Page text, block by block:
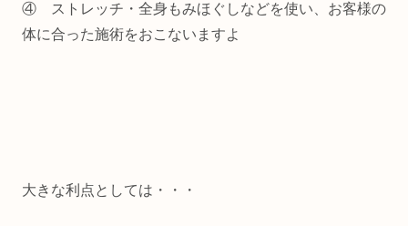
④ ストレッチ・全身もみほぐしなどを使い、お客様の
体に合った施術をおこないますよ
大きな利点としては・・・